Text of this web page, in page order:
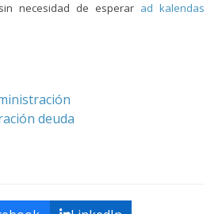
necesidad de esperar ad kalendas
deuda